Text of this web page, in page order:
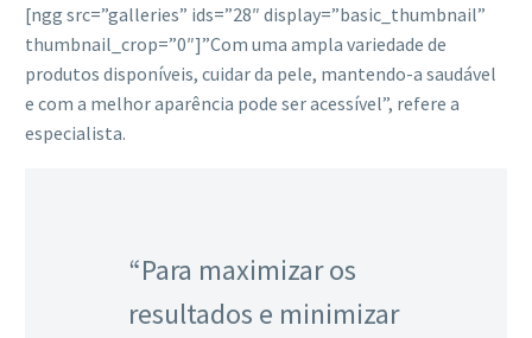
[ngg src=”galleries” ids=”28″ display=”basic_thumbnail”
thumbnail_crop=”0″]”Com uma ampla variedade de
produtos disponíveis, cuidar da pele, mantendo-a saudável
e com a melhor aparência pode ser acessível”, refere a
especialista.
“Para maximizar os
resultados e minimizar